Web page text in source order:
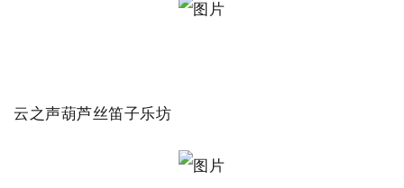
云之声葫芦丝笛子乐坊